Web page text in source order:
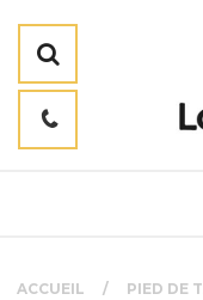
ACCUEIL PIED DE